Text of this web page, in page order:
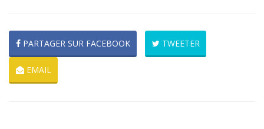
PARTAGER SUR FACEBOOK TWEETER
EMAIL